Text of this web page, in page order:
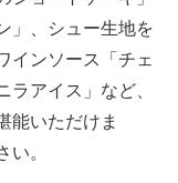
」、シュー生地を
インソース「チェ
ラアイス」など、
能いただけま
。